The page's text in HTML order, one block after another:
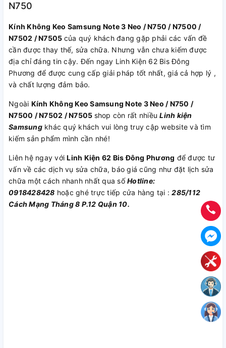
N750
Kính Không Keo Samsung Note 3 Neo / N750 / N7500 /
N7502 / N7505 của quý khách đang gặp phải các vấn đề
cần được thay thế, sửa chữa. Nhưng vẫn chưa kiếm được
địa chỉ đáng tin cậy. Đến ngay Linh Kiện 62 Bis Đông
Phương để được cung cấp giải pháp tốt nhất, giá cả hợp lý ,
và chất lượng đảm bảo.
Ngoài Kính Không Keo Samsung Note 3 Neo / N750 /
N7500 / N7502 / N7505 shop còn rất nhiềuLinh kiện
Samsungkhác quý khách vui lòng truy cập website và tìm
kiếm sản phẩm mình cần nhé!
Liên hệ ngay vớiLinh Kiện 62 Bis Đông Phương để được tư
vấn về các dịch vụ sửa chữa, báo giá cũng như đặt lịch sửa
chữa một cách nhanh nhất qua sốHotline:
0918428428 hoặc ghé trực tiếp cửa hàng tại :285/112
Cách Mạng Tháng 8 P.12 Quận 10.